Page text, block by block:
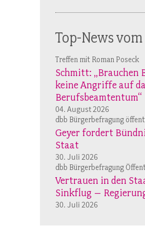
Top-News
Treffen mit Roman Poseck
Schmitt: „Brauchen
keine Angriffe auf
Berufsbeamtentum“
04. August 2026
dbb Bürgerbefragung
Geyer fordert
Staat
30. Juli 2026
dbb Bürgerbefragung
Vertrauen in den
Sinkflug –
30. Juli 2026